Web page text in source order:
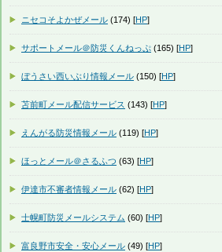
ニセコそよかぜメール (174) [HP]
サポートメール＠防災くんねっぷ (165) [HP]
ぼうさい西いぶり情報メール (150) [HP]
苫前町メール配信サービス (143) [HP]
えんがる防災情報メール (119) [HP]
ほっとメール＠さるふつ (63) [HP]
伊達市不審者情報メール (62) [HP]
士幌町防災メールシステム (60) [HP]
富良野市安全・安心メール (49) [HP]